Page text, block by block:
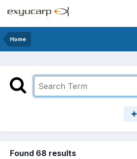
Home
Found 68 results